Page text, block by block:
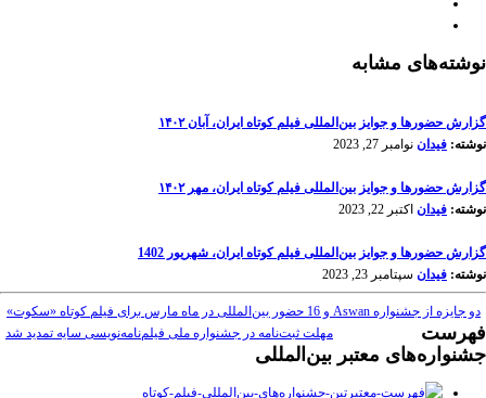
نوشته‌های مشابه
گزارش حضورها و جوایز بین‌المللی فیلم کوتاه ایران، آبان ۱۴۰۲
نوشته: فیدان نوامبر 27, 2023
گزارش حضورها و جوایز بین‌المللی فیلم کوتاه ایران، مهر ۱۴۰۲
نوشته: فیدان اکتبر 22, 2023
گزارش حضورها و جوایز بین‌المللی فیلم کوتاه ایران، شهریور 1402
نوشته: فیدان سپتامبر 23, 2023
دو جایزه از جشنواره Aswan و 16 حضور بین‌المللی در ماه مارس برای فیلم کوتاه «سکوت»
مهلت ثبت‌نامه در جشنواره ملی فیلم‌نامه‌نویسی سایه تمدید شد
فهرست
جشنواره‌های معتبر بین‌المللی